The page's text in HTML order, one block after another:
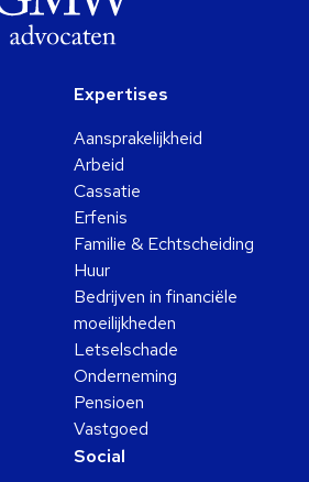
Expertises
Aansprakelijkheid
Arbeid
Cassatie
Erfenis
Familie & Echtscheiding
Huur
Bedrijven in financiële
moeilijkheden
Letselschade
Onderneming
Pensioen
Vastgoed
Social